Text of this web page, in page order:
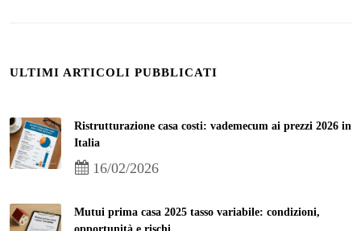
ULTIMI ARTICOLI PUBBLICATI
Ristrutturazione casa costi: vademecum ai prezzi 2026 in
Italia
16/02/2026
Mutui prima casa 2025 tasso variabile: condizioni,